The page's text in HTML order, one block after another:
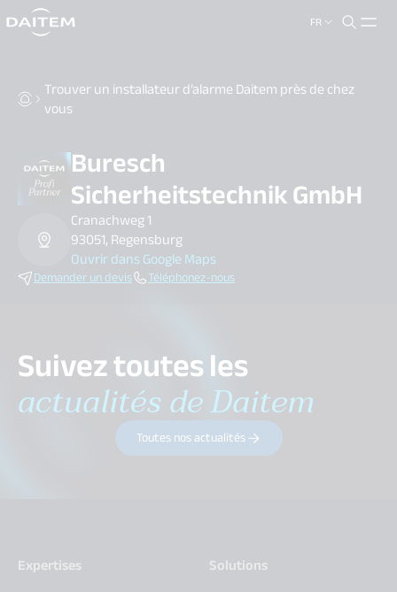
FR
search.label
Trouver un installateur d’alarme Daitem près de chez
vous
Buresch
Sicherheitstechnik GmbH
Cranachweg 1
93051, Regensburg
Ouvrir dans Google Maps
Demander un devis Téléphonez-nous
Suivez toutes les
actualités de Daitem
Toutes nos actualités
Expertises
Solutions